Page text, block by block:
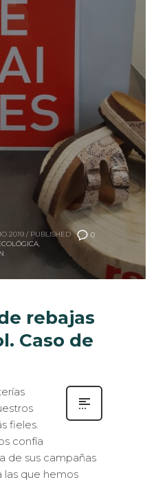
0
2019 / PUBLISHED
,
rebajas
Caso de
fieles.
confía
de sus campañas
las que hemos